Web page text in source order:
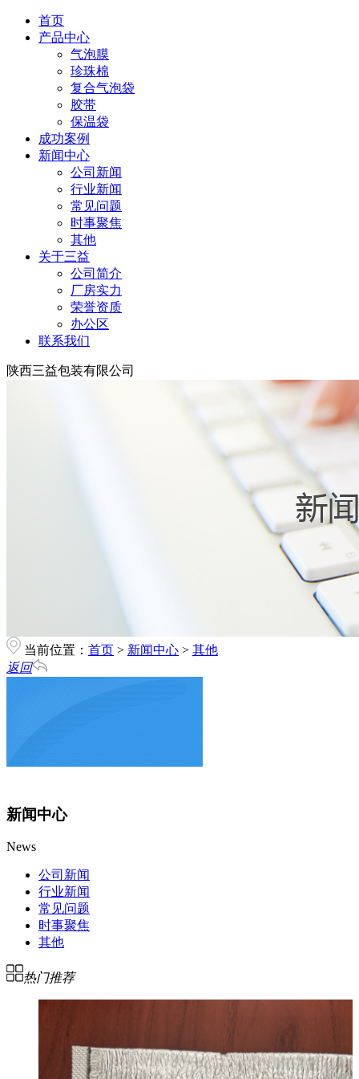
首页
产品中心
气泡膜
珍珠棉
复合气泡袋
胶带
保温袋
成功案例
新闻中心
公司新闻
行业新闻
常见问题
时事聚焦
其他
关于三益
公司简介
厂房实力
荣誉资质
办公区
联系我们
陕西三益包装有限公司
当前位置： 首页 > 新闻中心 > 其他
返回
新闻中心
News
公司新闻
行业新闻
常见问题
时事聚焦
其他
热门推荐